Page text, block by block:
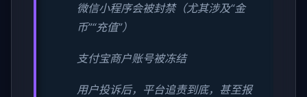
微信小程序会被封禁（尤其涉及“金
币”“充值”）
支付宝商户账号被冻结
用户投诉后，平台追责到底，甚至报